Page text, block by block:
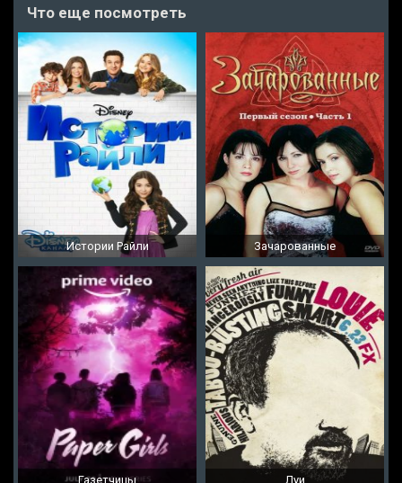
Что еще посмотреть
Истории Райли Зачарованные
Газетчицы Луи